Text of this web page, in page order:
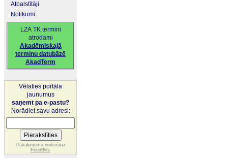
Atbalstītāji
Notikumi
LZA TK termini
atrodami
Akadēmiskajā
terminu datubāzē
AkadTerm
Vēlaties portāla
jaunumus
saņemt pa e-pastu?
Norādiet savu adresi:
Pakalpojumu nodrošina
FeedBlitz